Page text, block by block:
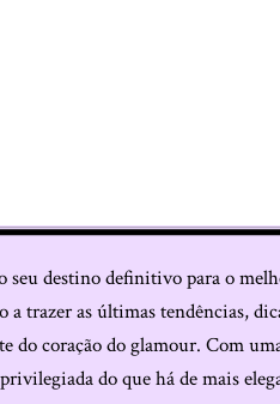
seu destino definitivo para o
a trazer as últimas tendências,
do coração do glamour. Com
do que há de mais